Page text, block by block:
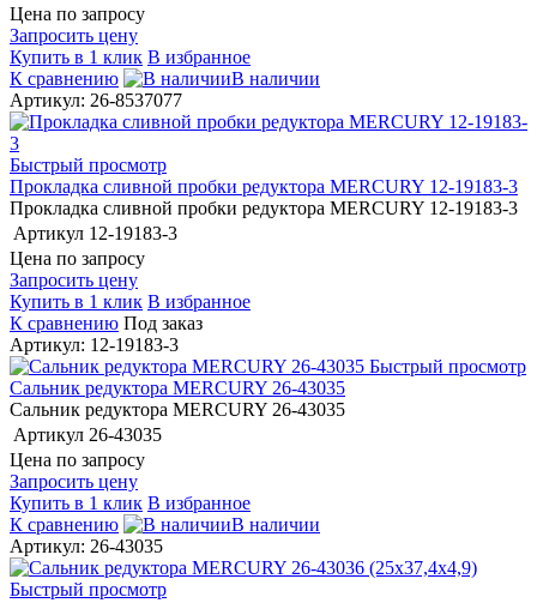
Цена по запросу
Запросить цену
Купить в 1 клик В избранное
К сравнению
В наличии
Артикул: 26-8537077
Быстрый просмотр
Прокладка сливной пробки редуктора MERCURY 12-19183-3
Прокладка сливной пробки редуктора MERCURY 12-19183-3
Артикул 12-19183-3
Цена по запросу
Запросить цену
Купить в 1 клик В избранное
К сравнению Под заказ
Артикул: 12-19183-3
Быстрый просмотр
Сальник редуктора MERCURY 26-43035
Сальник редуктора MERCURY 26-43035
Артикул 26-43035
Цена по запросу
Запросить цену
Купить в 1 клик В избранное
К сравнению
В наличии
Артикул: 26-43035
Быстрый просмотр